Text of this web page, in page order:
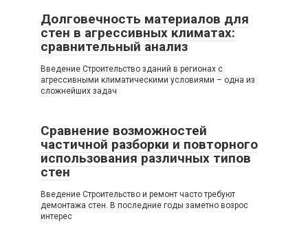
Долговечность материалов для
стен в агрессивных климатах:
сравнительный анализ
Введение Строительство зданий в регионах с
агрессивными климатическими условиями – одна из
сложнейших задач
Сравнение возможностей
частичной разборки и повторного
использования различных типов
стен
Введение Строительство и ремонт часто требуют
демонтажа стен. В последние годы заметно возрос
интерес